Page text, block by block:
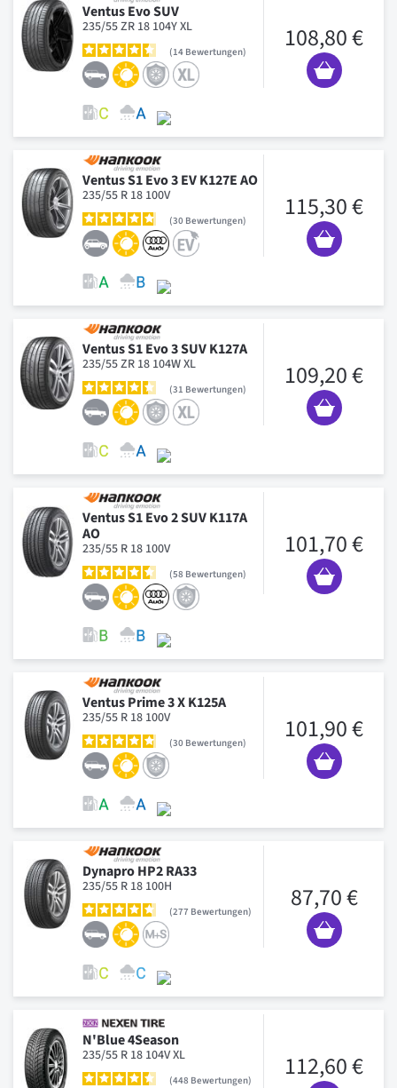
Ventus Evo SUV
235/55 ZR 18 104Y XL
14 Bewertungen 108,80 €
Ventus S1 Evo 3 EV K127E AO
235/55 R 18 100V
30 Bewertungen 115,30 €
Ventus S1 Evo 3 SUV K127A
235/55 ZR 18 104W XL
31 Bewertungen 109,20 €
Ventus S1 Evo 2 SUV K117A
AO
235/55 R 18 100V
58 Bewertungen
101,70 €
Ventus Prime 3 X K125A
235/55 R 18 100V
30 Bewertungen 101,90 €
Dynapro HP2 RA33
235/55 R 18 100H
277 Bewertungen 87,70 €
N'Blue 4Season
235/55 R 18 104V XL
448 Bewertungen 112,60 €